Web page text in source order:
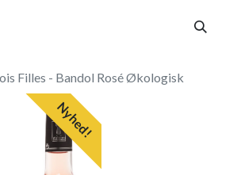
Filles - Bandol Rosé Økologisk
Nyhed!